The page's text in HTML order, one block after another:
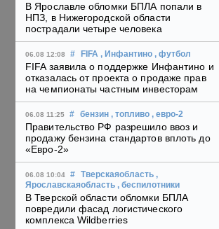
В Ярославле обломки БПЛА попали в
НПЗ, в Нижегородской области
пострадали четыре человека
06.08 12:08 # FIFA , Инфантино , футбол
FIFA заявила о поддержке Инфантино и
отказалась от проекта о продаже прав
на чемпионаты частным инвесторам
06.08 11:25 # бензин , топливо , евро-2
Правительство РФ разрешило ввоз и
продажу бензина стандартов вплоть до
«Евро-2»
06.08 10:04 # Тверскаяобласть ,
Ярославскаяобласть , беспилотники
В Тверской области обломки БПЛА
повредили фасад логистического
комплекса Wildberries